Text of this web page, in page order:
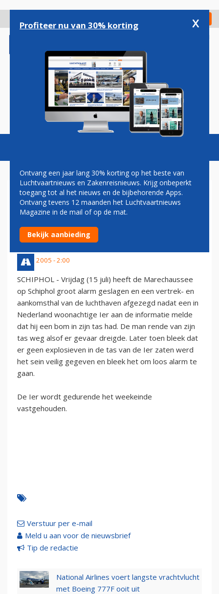
gaan
Check in
Magazine Podcasts Vacatures
SCHIPHOL ONTRUIMD
WEGENS BOMMELDING BOZE
IER (VIDEO)
16 juli 2005 - 2:00
SCHIPHOL - Vrijdag (15 juli) heeft de Marechaussee
op Schiphol groot alarm geslagen en een vertrek- en
aankomsthal van de luchthaven afgezegd nadat een in
Nederland woonachtige Ier aan de informatie melde
dat hij een bom in zijn tas had. De man rende van zijn
tas weg alsof er gevaar dreigde. Later toen bleek dat
er geen explosieven in de tas van de Ier zaten werd
het sein veilig gegeven en bleek het om loos alarm te
gaan.
De Ier wordt gedurende het weekeinde
vastgehouden.
Verstuur per e-mail
Meld u aan voor de nieuwsbrief
Tip de redactie
National Airlines voert langste vrachtvlucht
met Boeing 777F ooit uit
Profiteer nu van 30% korting x
Ontvang een jaar lang 30% korting op het beste van
Luchtvaartnieuws en Zakenreisnieuws. Krijg onbeperkt
toegang tot al het nieuws en de bijbehorende Apps.
Ontvang tevens 12 maanden het Luchtvaartnieuws
Magazine in de mail of op de mat.
Bekijk aanbieding